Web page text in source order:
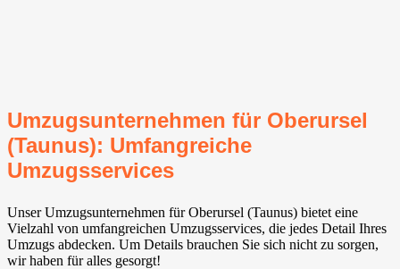
Umzugsunternehmen für Oberursel
(Taunus): Umfangreiche
Umzugsservices
Unser Umzugsunternehmen für Oberursel (Taunus) bietet eine
Vielzahl von umfangreichen Umzugsservices, die jedes Detail Ihres
Umzugs abdecken. Um Details brauchen Sie sich nicht zu sorgen,
wir haben für alles gesorgt!